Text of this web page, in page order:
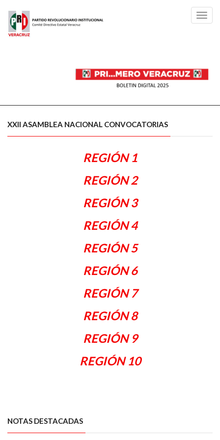
XXII ASAMBLEA NACIONAL CONVOCATORIAS
REGIÓN 1
REGIÓN 2
REGIÓN 3
REGIÓN 4
REGIÓN 5
REGIÓN 6
REGIÓN 7
REGIÓN 8
REGIÓN 9
REGIÓN 10
NOTAS DESTACADAS